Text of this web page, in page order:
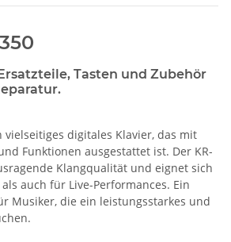
Tasten und Zubehör
vielseitiges digitales Klavier, das mit
Funktionen ausgestattet ist. Der KR-
Klangqualität und eignet sich
auch für Live-Performances. Ein
Musiker, die ein leistungsstarkes und